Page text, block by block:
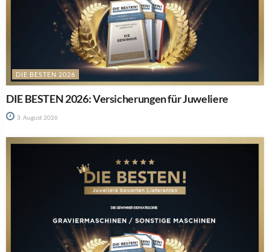
DIE BESTEN 2026
DIE BESTEN 2026: Versicherungen für Juweliere
3. August 2026